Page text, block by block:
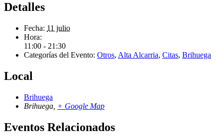
Detalles
Fecha: 11 julio
Hora:
11:00 - 21:30
Categorías del Evento: Otros, Alta Alcarria, Citas, Brihuega
Local
Brihuega
Brihuega + Google Map
Eventos Relacionados